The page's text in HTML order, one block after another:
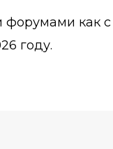
форумами
году.